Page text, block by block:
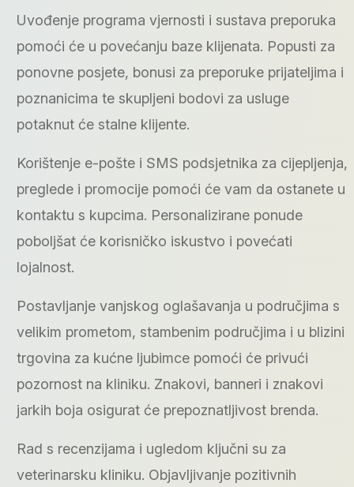
Uvođenje programa vjernosti i sustava preporuka
pomoći će u povećanju baze klijenata. Popusti za
ponovne posjete, bonusi za preporuke prijateljima i
poznanicima te skupljeni bodovi za usluge
potaknut će stalne klijente.
Korištenje e-pošte i SMS podsjetnika za cijepljenja,
preglede i promocije pomoći će vam da ostanete u
kontaktu s kupcima. Personalizirane ponude
poboljšat će korisničko iskustvo i povećati
lojalnost.
Postavljanje vanjskog oglašavanja u područjima s
velikim prometom, stambenim područjima i u blizini
trgovina za kućne ljubimce pomoći će privući
pozornost na kliniku. Znakovi, banneri i znakovi
jarkih boja osigurat će prepoznatljivost brenda.
Rad s recenzijama i ugledom ključni su za
veterinarsku kliniku. Objavljivanje pozitivnih